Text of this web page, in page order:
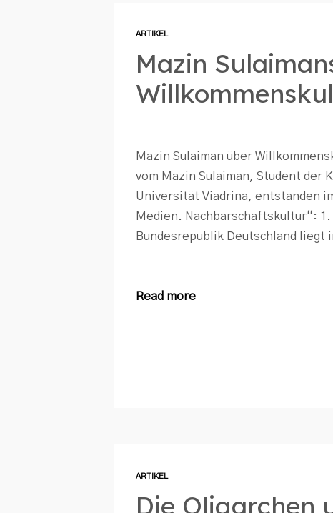
ARTIKEL
Mazin
Mazin Sulaiman über
vom Mazin Sulaiman, Student der
Universität Viadrina, entstanden
Medien. Nachbarschaftskultur“:
Bundesrepublik Deutschland liegt
Read more
ARTIKEL
Die Oligarchen